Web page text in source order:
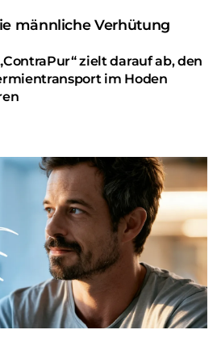
männliche Verhütung
zielt darauf ab, den
im Hoden